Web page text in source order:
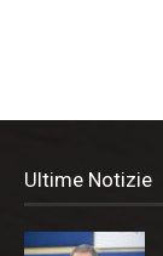
Ultime Notizie